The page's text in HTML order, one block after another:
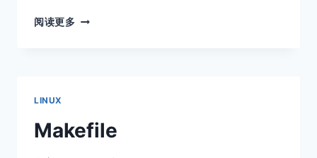
阅读更多
LINUX
Makefile